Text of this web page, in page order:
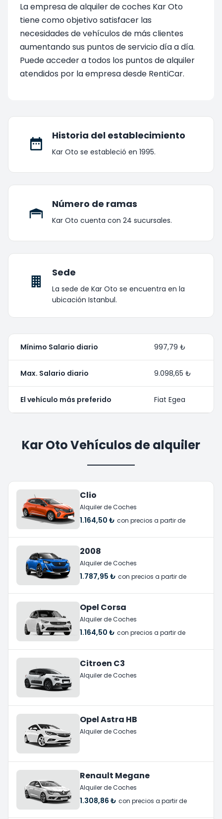
La empresa de alquiler de coches Kar Oto
tiene como objetivo satisfacer las
necesidades de vehículos de más clientes
aumentando sus puntos de servicio día a día.
Puede acceder a todos los puntos de alquiler
atendidos por la empresa desde RentiCar.
Historia del establecimiento
Kar Oto se estableció en 1995.
Número de ramas
Kar Oto cuenta con 24 sucursales.
Sede
La sede de Kar Oto se encuentra en la
ubicación Istanbul.
Mínimo Salario diario 997,79 ₺
Max. Salario diario 9.098,65 ₺
El vehículo más preferido Fiat Egea
Kar Oto Vehículos de alquiler
Clio
Alquiler de Coches
1.164,50 ₺ con precios a partir de
2008
Alquiler de Coches
1.787,95 ₺ con precios a partir de
Opel Corsa
Alquiler de Coches
1.164,50 ₺ con precios a partir de
Citroen C3
Alquiler de Coches
Opel Astra HB
Alquiler de Coches
Renault Megane
Alquiler de Coches
1.308,86 ₺ con precios a partir de